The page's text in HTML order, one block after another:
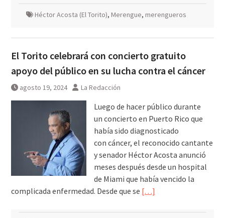
Héctor Acosta (El Torito), Merengue, merengueros
El Torito celebrará con concierto gratuito
apoyo del público en su lucha contra el cáncer
agosto 19, 2024 La Redacción
Luego de hacer público durante
un concierto en Puerto Rico que
había sido diagnosticado
con cáncer, el reconocido cantante
y senador Héctor Acosta anunció
meses después desde un hospital
de Miami que había vencido la
complicada enfermedad. Desde que se […]